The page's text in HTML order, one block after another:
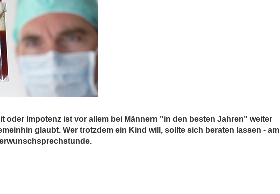
oder Impotenz ist vor allem bei Männern "in den besten Jahren" weiter
glaubt. Wer trotzdem ein Kind will, sollte sich beraten lassen - am